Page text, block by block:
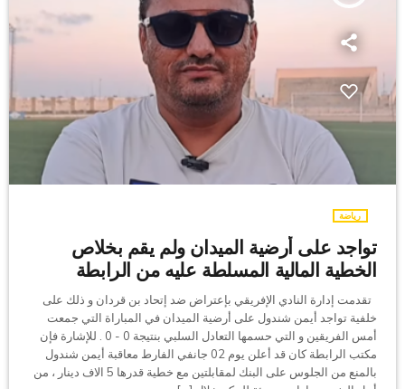
رياضة
تواجد على أرضية الميدان ولم يقم بخلاص
الخطية المالية المسلطة عليه من الرابطة
تقدمت إدارة النادي الإفريقي بإعتراض ضد إتحاد بن قردان و ذلك على
خلفية تواجد أيمن شندول على أرضية الميدان في المباراة التي جمعت
أمس الفريقين و التي حسمها التعادل السلبي بنتيجة 0 - 0 . للإشارة فإن
مكتب الرابطة كان قد أعلن يوم 02 جانفي الفارط معاقبة أيمن شندول
بالمنع من الجلوس على البنك لمقابلتين مع خطية قدرها 5 الاف دينار ، من